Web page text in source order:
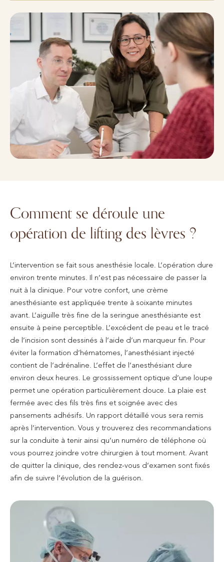
Comment se déroule une
opération de lifting des lèvres ?
L’intervention se fait sous anesthésie locale. L’opération dure
environ trente minutes. Il n’est pas nécessaire de passer la
nuit à la clinique. Pour votre confort, une crème
anesthésiante est appliquée trente à soixante minutes
avant. L’aiguille très fine de la seringue anesthésiante est
ensuite à peine perceptible. L’excédent de peau et le tracé
de l’incision sont dessinés à l’aide d’un marqueur fin. Pour
éviter la formation d’hématomes, l’anesthésiant injecté
contient de l’adrénaline. L’effet de l’anesthésiant dure
environ deux heures. Le grossissement optique d’une loupe
permet une opération particulièrement douce. La plaie est
fermée avec des fils très fins et soignée avec des
pansements adhésifs. Un rapport détaillé vous sera remis
après l’intervention. Vous y trouverez des recommandations
sur la conduite à tenir ainsi qu’un numéro de téléphone où
vous pourrez joindre votre chirurgien à tout moment. Avant
de quitter la clinique, des rendez-vous d’examen sont fixés
afin de suivre l’évolution de la guérison.